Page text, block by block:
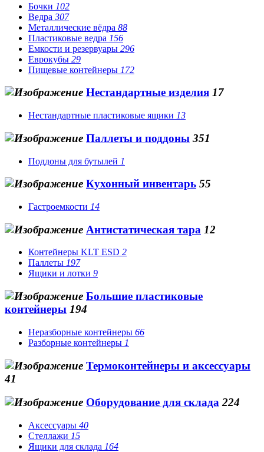
Бочки 102
Ведра 307
Металлические вёдра 88
Пластиковые ведра 156
Емкости и резервуары 296
Еврокубы 29
Пищевые контейнеры 172
Нестандартные изделия 17
Нестандартные пластиковые ящики 13
Паллеты и поддоны 351
Поддоны для бутылей 1
Кухонный инвентарь 55
Гастроемкости 14
Антистатическая тара 12
Контейнеры KLT ESD 2
Паллеты 197
Ящики и лотки 9
Большие пластиковые
контейнеры 194
Неразборные контейнеры 66
Разборные контейнеры 1
Термоконтейнеры и аксессуары
41
Оборудование для склада 224
Аксессуары 40
Стеллажи 15
Ящики для склада 164